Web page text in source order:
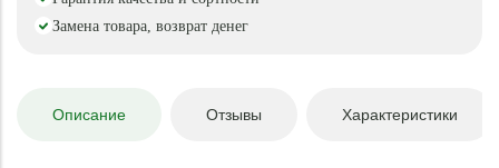
Замена товара, возврат денег
Описание Отзывы Характеристики